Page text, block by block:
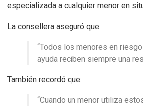
especializada a cualquier menor en
La consellera aseguró que:
“Todos los menores en
ayuda reciben siempre una
También recordó que:
“Cuando un menor utiliza